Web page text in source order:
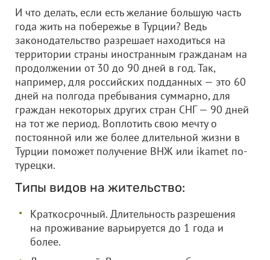
И что делать, если есть желание большую часть
года жить на побережье в Турции? Ведь
законодательство разрешает находиться на
территории страны иностранным гражданам на
продолжении от 30 до 90 дней в год. Так,
например, для российских подданных — это 60
дней на полгода пребывания суммарно, для
граждан некоторых других стран СНГ — 90 дней
на тот же период. Воплотить свою мечту о
постоянной или же более длительной жизни в
Турции поможет получение ВНЖ или ikamet по-
турецки.
Типы видов на жительство:
Краткосрочный. Длительность разрешения
на проживание варьируется до 1 года и
более.